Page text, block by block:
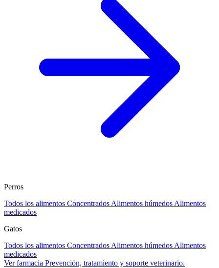
Perros
Todos los alimentos Concentrados Alimentos húmedos Alimentos
medicados
Gatos
Todos los alimentos Concentrados Alimentos húmedos Alimentos
medicados
Ver farmacia Prevención, tratamiento y soporte veterinario.